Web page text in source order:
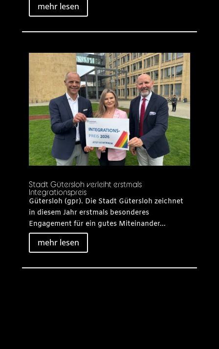
mehr lesen
Stadt Gütersloh verleiht erstmals
Integrationspreis
Gütersloh (gpr). Die Stadt Gütersloh zeichnet
in diesem Jahr erstmals besonderes
Engagement für ein gutes Miteinander...
mehr lesen